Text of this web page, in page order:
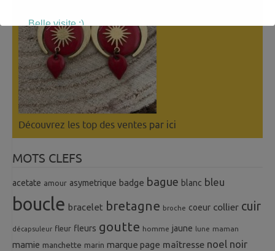
Découvrez les top des ventes par ici
MOTS CLEFS
acetate amour asymetrique badge bague blanc bleu
boucle bracelet bretagne broche coeur collier cuir
décapsuleur fleur fleurs goutte homme jaune lune maman
mamie manchette marin marque page maîtresse noel noir
Belle visite :)